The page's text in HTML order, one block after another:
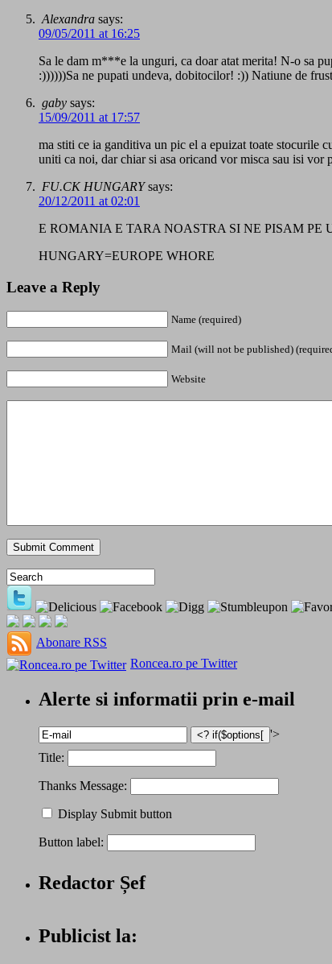
Alexandra says:
09/05/2011 at 16:25
Sa le dam m***e la unguri, ca doar atat merita! N-o sa
:))))))Sa ne pupati undeva, dobitocilor! :)) Natiune de
gaby says:
15/09/2011 at 17:57
ma stiti ce ia ganditiva un pic el a epuizat toate stocurile
uniti ca noi, dar chiar si asa oricand vor misca sau isi
FU.CK HUNGARY says:
20/12/2011 at 02:01
E ROMANIA E TARA NOASTRA SI NE PISAM PE
HUNGARY=EUROPE WHORE
Leave a Reply
Name (required)
Mail (will not be published)
Website
Abonare RSS
Roncea.ro pe Twitter
Alerte si informatii prin e-mail
'>
Title:
Thanks Message:
Display Submit button
Button label:
Redactor Șef
Publicist la: